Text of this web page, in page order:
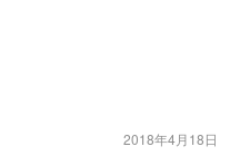
2018年4月18日